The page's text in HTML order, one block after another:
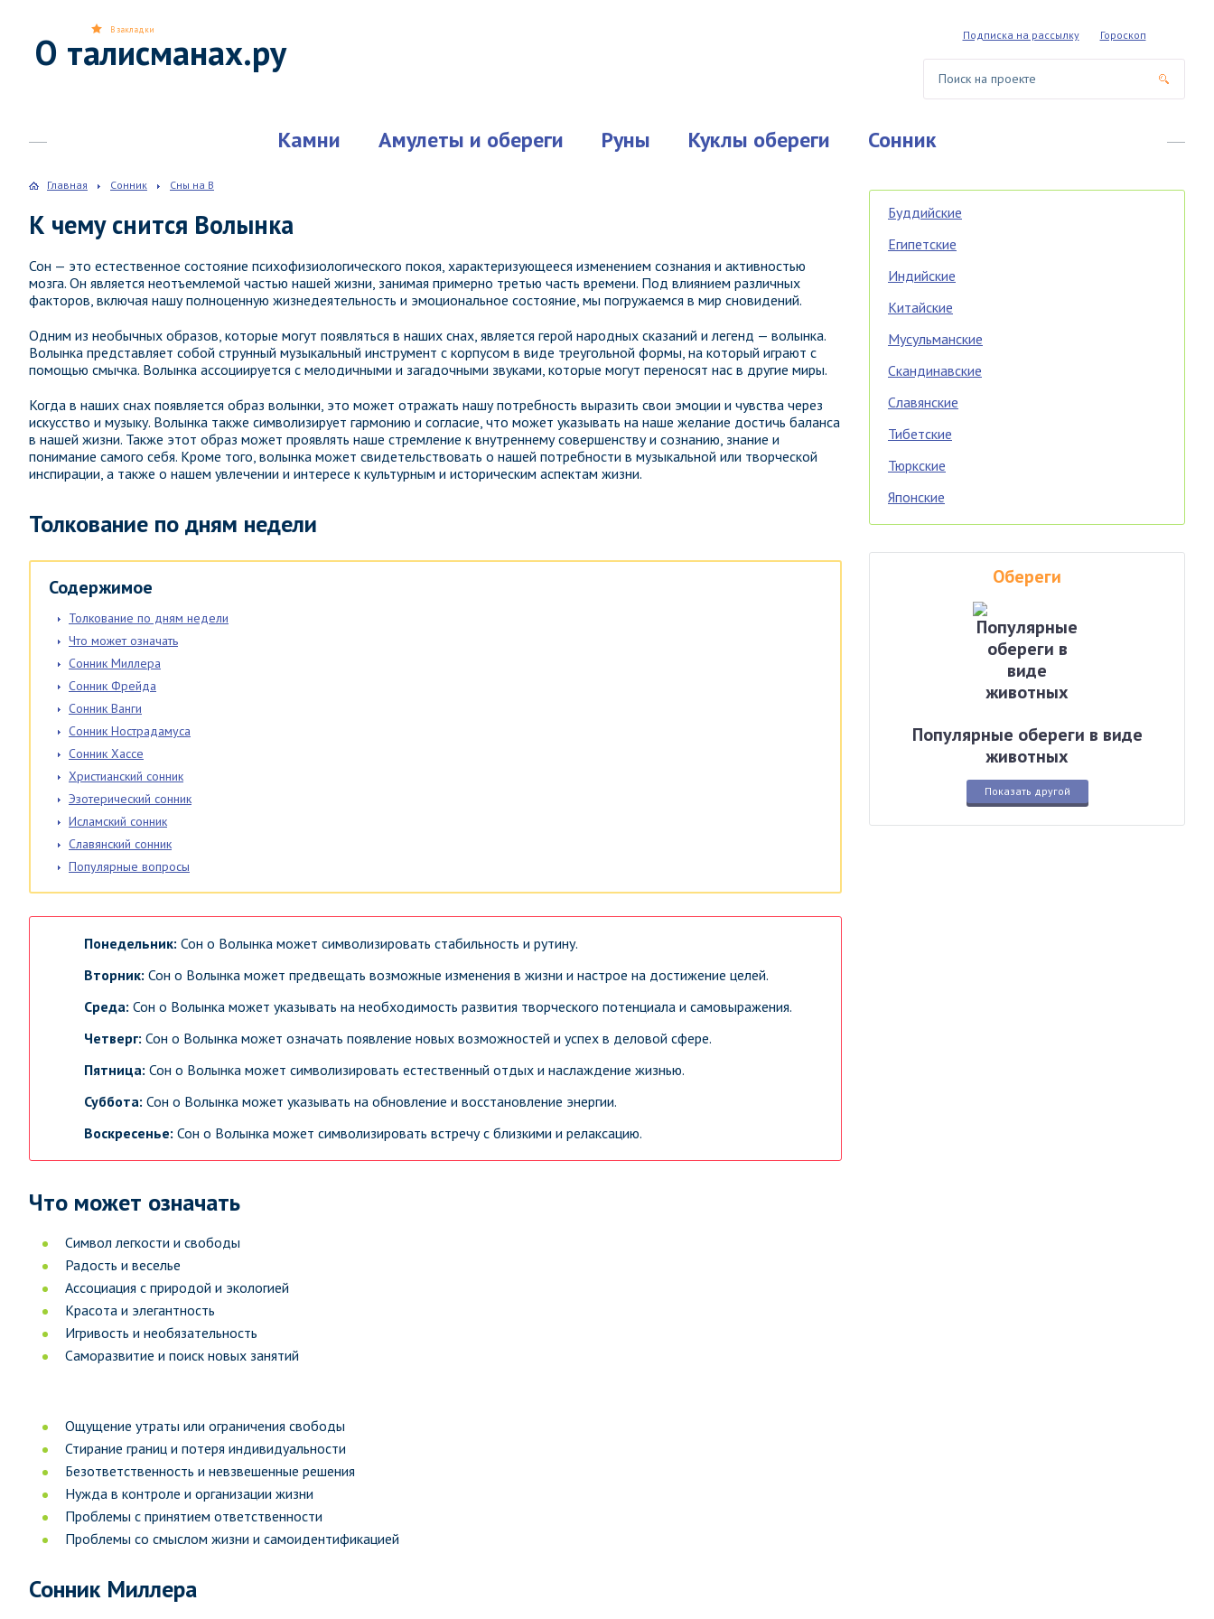
О талисманах.ру Подписка на рассылку Гороскоп
Камни Амулеты и обереги Руны Куклы обереги Сонник
В закладки
Главная Сонник Сны на В
К чему снится Волынка
Сон — это естественное состояние психофизиологического покоя, характеризующееся изменением сознания и активностью
мозга. Он является неотъемлемой частью нашей жизни, занимая примерно третью часть времени. Под влиянием различных
факторов, включая нашу полноценную жизнедеятельность и эмоциональное состояние, мы погружаемся в мир сновидений.
Одним из необычных образов, которые могут появляться в наших снах, является герой народных сказаний и легенд — волынка.
Волынка представляет собой струнный музыкальный инструмент с корпусом в виде треугольной формы, на который играют с
помощью смычка. Волынка ассоциируется с мелодичными и загадочными звуками, которые могут переносят нас в другие миры.
Когда в наших снах появляется образ волынки, это может отражать нашу потребность выразить свои эмоции и чувства через
искусство и музыку. Волынка также символизирует гармонию и согласие, что может указывать на наше желание достичь баланса
в нашей жизни. Также этот образ может проявлять наше стремление к внутреннему совершенству и сознанию, знание и
понимание самого себя. Кроме того, волынка может свидетельствовать о нашей потребности в музыкальной или творческой
инспирации, а также о нашем увлечении и интересе к культурным и историческим аспектам жизни.
Толкование по дням недели
Содержимое
Толкование по дням недели
Что может означать
Сонник Миллера
Сонник Фрейда
Сонник Ванги
Сонник Нострадамуса
Сонник Хассе
Христианский сонник
Эзотерический сонник
Исламский сонник
Славянский сонник
Популярные вопросы
Понедельник: Сон о Волынка может символизировать стабильность и рутину.
Вторник: Сон о Волынка может предвещать возможные изменения в жизни и настрое на достижение целей.
Среда: Сон о Волынка может указывать на необходимость развития творческого потенциала и самовыражения.
Четверг: Сон о Волынка может означать появление новых возможностей и успех в деловой сфере.
Пятница: Сон о Волынка может символизировать естественный отдых и наслаждение жизнью.
Суббота: Сон о Волынка может указывать на обновление и восстановление энергии.
Воскресенье: Сон о Волынка может символизировать встречу с близкими и релаксацию.
Что может означать
Символ легкости и свободы
Радость и веселье
Ассоциация с природой и экологией
Красота и элегантность
Игривость и необязательность
Саморазвитие и поиск новых занятий
Ощущение утраты или ограничения свободы
Стирание границ и потеря индивидуальности
Безответственность и невзвешенные решения
Нужда в контроле и организации жизни
Проблемы с принятием ответственности
Проблемы со смыслом жизни и самоидентификацией
Сонник Миллера
Буддийские
Египетские
Индийские
Китайские
Мусульманские
Скандинавские
Славянские
Тибетские
Тюркские
Японские
Обереги
Популярные обереги в виде
животных
Показать другой